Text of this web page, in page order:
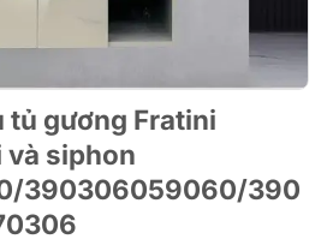
tủ gương Fratini
và siphon
390306059060/390